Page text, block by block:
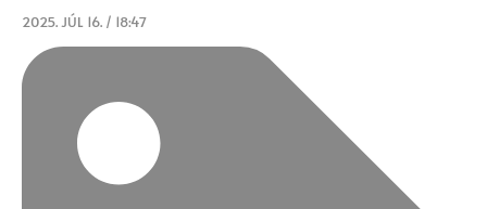
2025. JÚL 16. / 18:47